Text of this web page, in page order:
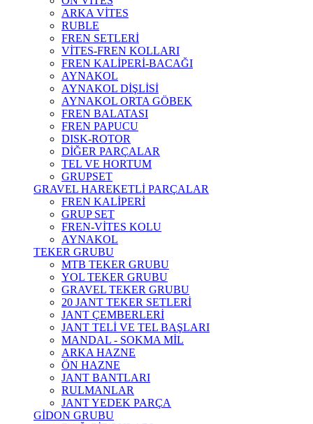
ARKA VİTES
RUBLE
FREN SETLERİ
VİTES-FREN KOLLARI
FREN KALİPERİ-BACAĞI
AYNAKOL
AYNAKOL DİŞLİSİ
AYNAKOL ORTA GÖBEK
FREN BALATASI
FREN PAPUCU
DISK-ROTOR
DİĞER PARÇALAR
TEL VE HORTUM
GRUPSET
GRAVEL HAREKETLİ PARÇALAR
FREN KALİPERİ
GRUP SET
FREN-VİTES KOLU
AYNAKOL
TEKER GRUBU
MTB TEKER GRUBU
YOL TEKER GRUBU
GRAVEL TEKER GRUBU
20 JANT TEKER SETLERİ
JANT ÇEMBERLERİ
JANT TELİ VE TEL BAŞLARI
MANDAL - SOKMA MİL
ARKA HAZNE
ÖN HAZNE
JANT BANTLARI
RULMANLAR
JANT YEDEK PARÇA
GİDON GRUBU